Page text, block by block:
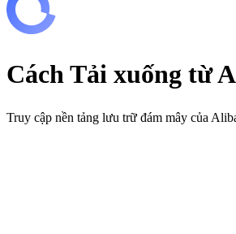
Cách Tải xuống từ
Truy cập nền tảng lưu trữ đám mây của